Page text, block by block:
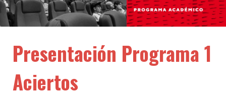
Presentación Programa 1
Aciertos